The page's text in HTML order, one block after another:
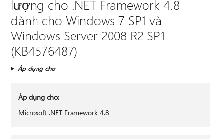
lượng cho .NET Framework 4.8
dành cho Windows 7 SP1 và
Windows Server 2008 R2 SP1
(KB4576487)
Áp dụng cho
Áp dụng cho:
Microsoft .NET Framework 4.8